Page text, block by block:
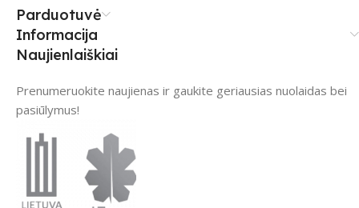
Parduotuvė
Informacija
Naujienlaiškiai
Prenumeruokite naujienas ir gaukite geriausias nuolaidas bei
pasiūlymus!